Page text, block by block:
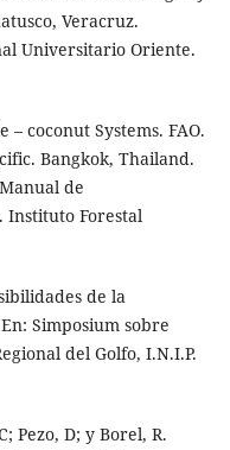
Veracruz.
Universitario Oriente.
– coconut Systems. FAO.
Bangkok, Thailand.
de
Instituto Forestal
de la
Simposium sobre
del Golfo, I.N.I.P.
Pezo, D; y Borel, R.